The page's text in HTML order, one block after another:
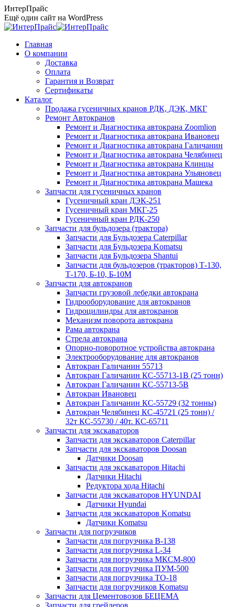
Перейти
к
содержанию
ИнтерПрайс
Ещё один сайт на WordPress
Главная
О компании
Доставка
Оплата
Гарантия и Возврат
Сертификаты
Каталог
Продажа гусеничных кранов РДК, ДЭК, МКГ
Ремонт Автокранов
Ремонт и Диагностика автокрана Zoomlion
Ремонт и Диагностика автокрана Ивановец
Ремонт и Диагностика автокрана Галичанин
Ремонт и Диагностика автокрана Челябинец
Ремонт и Диагностика автокрана Клинцы
Ремонт и Диагностика автокрана Ульяновец
Ремонт и Диагностика автокрана Машека
Запчасти для гусеничных кранов
Гусеничный кран ДЭК-251
Гусеничный кран МКГ-25
Гусеничный кран РДК-250
Запчасти для бульдозера (трактора)
Запчасти для Бульдозера Caterpillar
Запчасти для Бульдозера Komatsu
Запчасти для Бульдозера Shantui
Запчасти для бульдозеров (тракторов) Т-130,
Т-170, Б-10, Б-10М
Запчасти для автокранов
Запчасти грузовой лебедки автокрана
Гидрооборудование для автокранов
Гидроцилиндры для автокранов
Механизм поворота автокрана
Рама автокрана
Стрела автокрана
Опорно-поворотное устройства автокрана
Электрооборудование для автокранов
Автокран Галичанин 55713
Автокран Галичанин КС-55713-1В (25 тонн)
Автокран Галичанин КС-55713-5В
Автокран Ивановец
Автокран Галичанин КС-55729 (32 тонны)
Автокран Челябинец КС-45721 (25 тонн) /
32т КС-55730 / 40т. КС-65711
Запчасти для экскаваторов
Запчасти для экскаваторов Caterpillar
Запчасти для экскаваторов Doosan
Датчики Doosan
Запчасти для экскаваторов Hitachi
Датчики Hitachi
Редуктора хода Hitachi
Запчасти для экскаваторов HYUNDAI
Датчики Hyundai
Запчасти для экскаваторов Komatsu
Датчики Komatsu
Запчасти для погрузчиков
Запчасти для погрузчика B-138
Запчасти для погрузчика L-34
Запчасти для погрузчика МКСМ-800
Запчасти для погрузчика ПУМ-500
Запчасти для погрузчика ТО-18
Запчасти для погрузчиков Komatsu
Запчасти для Цементовозов БЕЦЕМА
Запчасти для грейдеров